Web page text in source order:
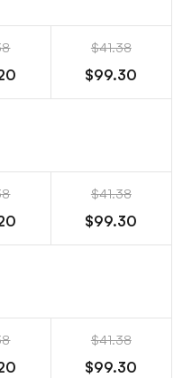
$41.38
$99.30
$41.38
$99.30
$41.38
$99.30